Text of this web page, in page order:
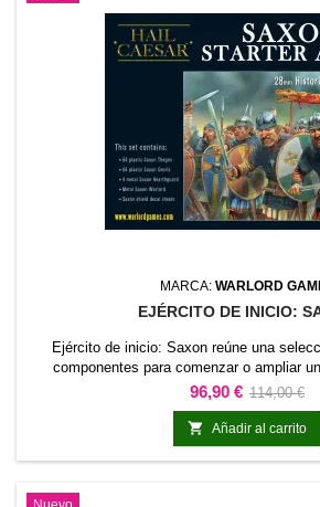
MARCA: WARLORD
EJÉRCITO DE INICIO:
Ejército de inicio: Saxon reúne una
componentes para comenzar o ampliar
Caesar. El contenido está planteado como
organizar una fuerza o desarrollar una
opción práctica para nuevos proyectos,
campañas y partidas
Precio
96,90 € Precio
base
114,00 €
 Añadir al carrito